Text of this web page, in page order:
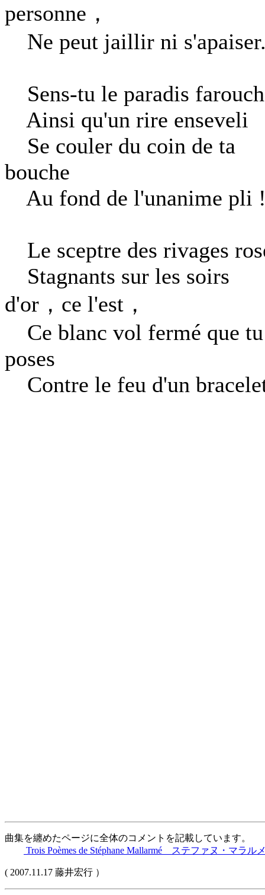
personne，
Ne peut jaillir ni
Sens-tu le paradis
Ainsi qu'un rire enseveli
Se couler du coin de ta
bouche
Au fond de l'unanime pli
Le sceptre des rivages
Stagnants sur les soirs
d'or，ce l'est，
Ce blanc vol fermé que tu
poses
Contre le feu d'un
曲集を纏めたページに全体のコメントを記載しています。
Trois Poèmes de Stéphane Mallarmé ステファヌ・マラル
( 2007.11.17 藤井宏行 ）